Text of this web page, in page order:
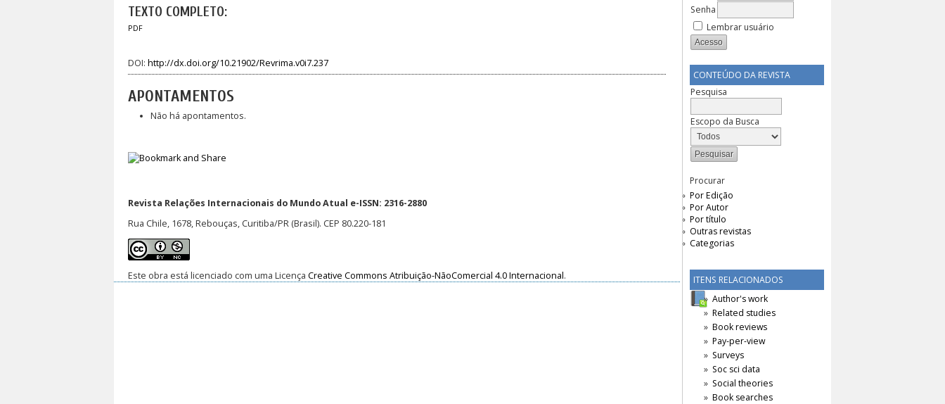
Senha
Lembrar usuário
CONTEÚDO DA REVISTA
Pesquisa
Escopo da Busca
Procurar
Por Edição
Por Autor
Por título
Outras revistas
Categorias
ITENS RELACIONADOS
Author's work
Related studies
Book reviews
Pay-per-view
Surveys
Soc sci data
Social theories
Book searches
TEXTO COMPLETO:
PDF
DOI: http://dx.doi.org/10.21902/Revrima.v0i7.237
APONTAMENTOS
Não há apontamentos.
Revista Relações Internacionais do Mundo Atual e-ISSN: 2316-2880
Rua Chile, 1678, Rebouças, Curitiba/PR (Brasil). CEP 80.220-181
Este obra está licenciado com uma Licença Creative Commons Atribuição-NãoComercial 4.0 Internacional.